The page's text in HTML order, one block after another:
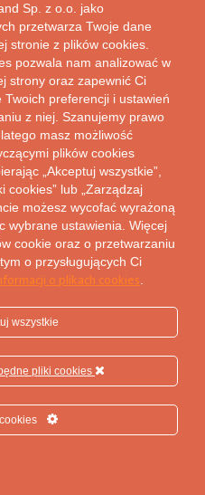
w 2024 r.
Sp. z o.o. jako
przetwarza Twoje dane
stronie z plików cookies.
pozwala nam analizować w
strony oraz zapewnić Ci
preferencji i ustawień
z niej. Szanujemy prawo
masz możliwość
plików cookies
„Akceptuj wszystkie”,
cookies” lub „Zarządzaj
możesz wycofać wyrażoną
wybrane ustawienia. Więcej
cookie oraz o przetwarzaniu
o przysługujących Ci
o plikach cookies
wszystkie
pliki cookies